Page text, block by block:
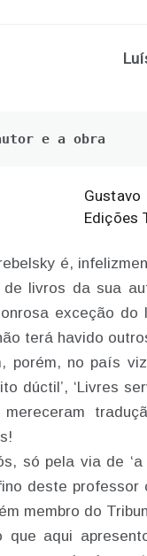
e a obra
Edições
é,
de livros da sua
exceção
terá havido
porém, no país
dúctil’, ‘Livres
mereceram
só pela via de
deste
membro do
que aqui